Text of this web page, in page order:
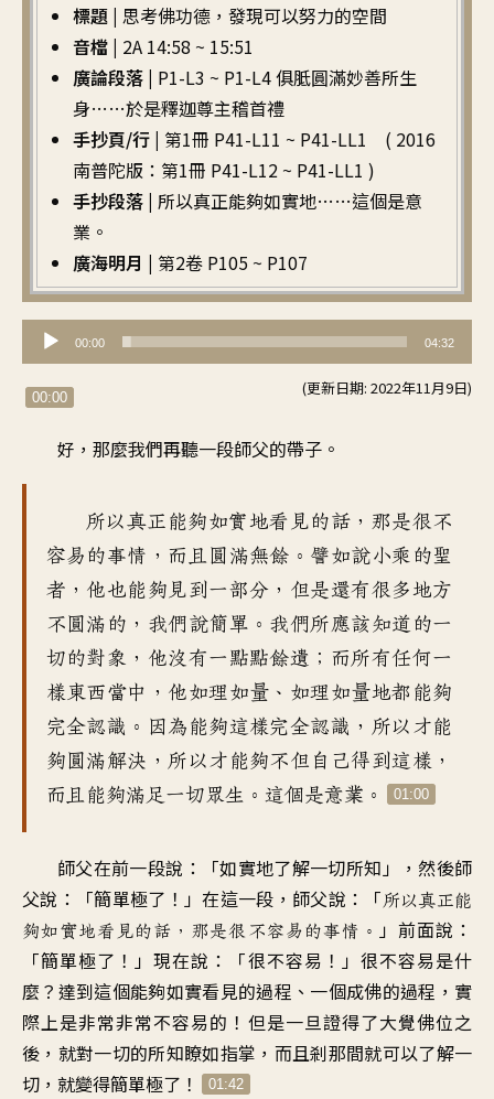
標題 | 思考佛功德，發現可以努力的空間
音檔 | 2A 14:58 ~ 15:51
廣論段落 | P1-L3 ~ P1-L4 俱胝圓滿妙善所生
身……於是釋迦尊主稽首禮
手抄頁/行 | 第1冊 P41-L11 ~ P41-LL1 ( 2016
南普陀版：第1冊 P41-L12 ~ P41-LL1 )
手抄段落 | 所以真正能夠如實地……這個是意
業。
廣海明月 | 第2卷 P105 ~ P107
訊
播
00:00 04:32
(更新日期: 2022年11月9日)
00:00
好，那麼我們再聽一段師父的帶子。
所以真正能夠如實地看見的話，那是很不
容易的事情，而且圓滿無餘。譬如說小乘的聖
者，他也能夠見到一部分，但是還有很多地方
不圓滿的，我們說簡單。我們所應該知道的一
切的對象，他沒有一點點餘遺；而所有任何一
樣東西當中，他如理如量、如理如量地都能夠
完全認識。因為能夠這樣完全認識，所以才能
夠圓滿解決，所以才能夠不但自己得到這樣，
而且能夠滿足一切眾生。這個是意業。
01:00
師父在前一段說：「如實地了解一切所知」，然後師
父說：「簡單極了！」在這一段，師父說：「 所以真正能
夠如實地看見的話，那是很不容易的事情。
」前面說：
「簡單極了！」現在說：「很不容易！」很不容易是什
麼？達到這個能夠如實看見的過程、一個成佛的過程，實
際上是非常非常不容易的！但是一旦證得了大覺佛位之
後，就對一切的所知瞭如指掌，而且剎那間就可以了解一
切，就變得簡單極了！
01:42